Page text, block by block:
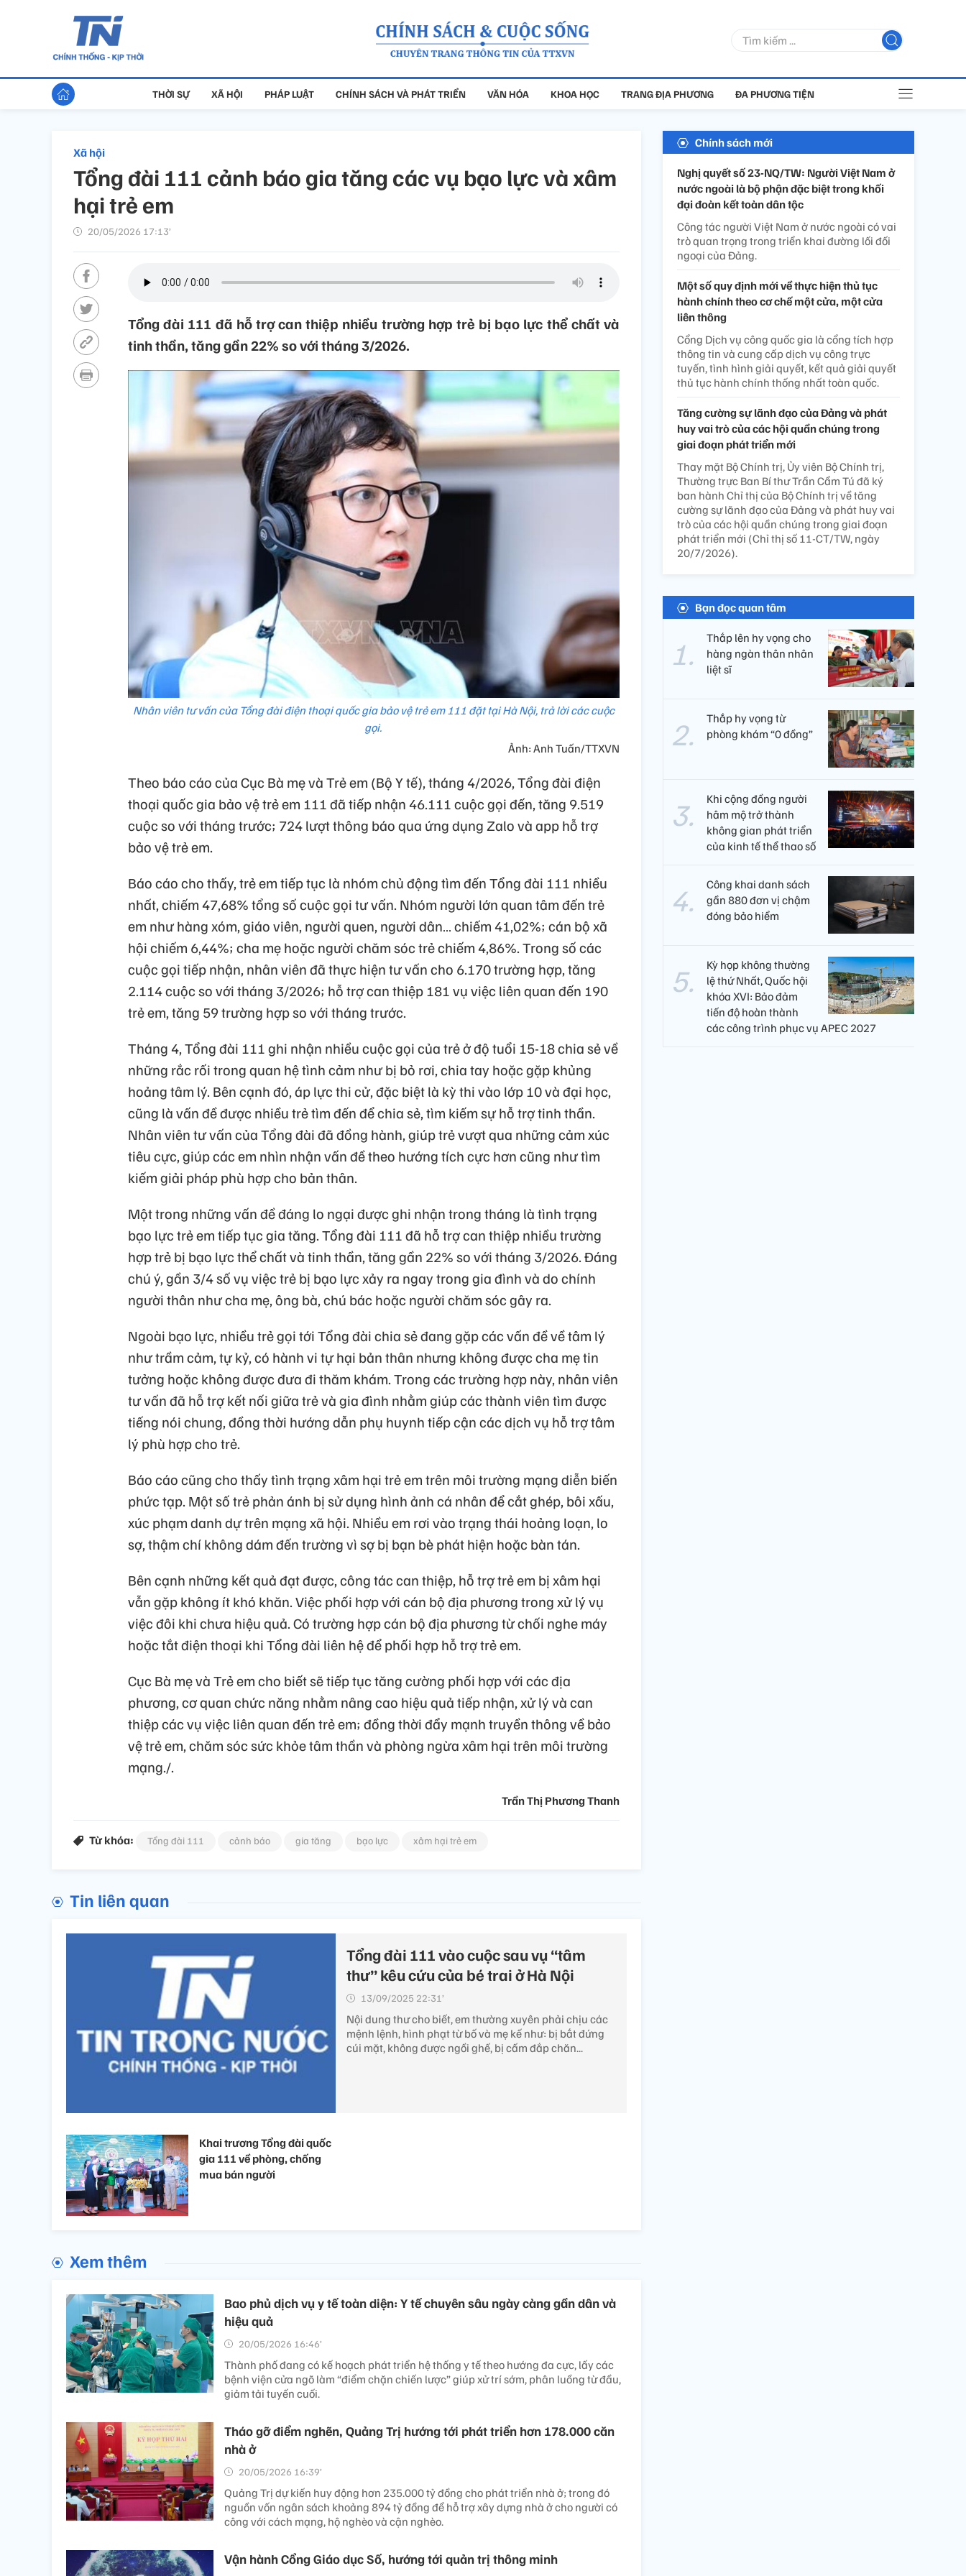
THỜI SỰ XÃ HỘI PHÁP LUẬT CHÍNH SÁCH VÀ PHÁT TRIỂN VĂN HÓA KHOA HỌC TRANG ĐỊA PHƯƠNG ĐA PHƯƠNG TIỆN
Xã hội
Tổng đài 111 cảnh báo gia tăng các vụ bạo lực và xâm
hại trẻ em
20/05/2026 17:13’
Tổng đài 111 đã hỗ trợ can thiệp nhiều trường hợp trẻ bị bạo lực thể chất và
tinh thần, tăng gần 22% so với tháng 3/2026.
Nhân viên tư vấn của Tổng đài điện thoại quốc gia bảo vệ trẻ em 111 đặt tại Hà Nội, trả lời các cuộc
gọi.
Ảnh: Anh Tuấn/TTXVN
Theo báo cáo của Cục Bà mẹ và Trẻ em (Bộ Y tế), tháng 4/2026, Tổng đài điện
thoại quốc gia bảo vệ trẻ em 111 đã tiếp nhận 46.111 cuộc gọi đến, tăng 9.519
cuộc so với tháng trước; 724 lượt thông báo qua ứng dụng Zalo và app hỗ trợ
bảo vệ trẻ em.
Báo cáo cho thấy, trẻ em tiếp tục là nhóm chủ động tìm đến Tổng đài 111 nhiều
nhất, chiếm 47,68% tổng số cuộc gọi tư vấn. Nhóm người lớn quan tâm đến trẻ
em như hàng xóm, giáo viên, người quen, người dân… chiếm 41,02%; cán bộ xã
hội chiếm 6,44%; cha mẹ hoặc người chăm sóc trẻ chiếm 4,86%. Trong số các
cuộc gọi tiếp nhận, nhân viên đã thực hiện tư vấn cho 6.170 trường hợp, tăng
2.114 cuộc so với tháng 3/2026; hỗ trợ can thiệp 181 vụ việc liên quan đến 190
trẻ em, tăng 59 trường hợp so với tháng trước.
Tháng 4, Tổng đài 111 ghi nhận nhiều cuộc gọi của trẻ ở độ tuổi 15-18 chia sẻ về
những rắc rối trong quan hệ tình cảm như bị bỏ rơi, chia tay hoặc gặp khủng
hoảng tâm lý. Bên cạnh đó, áp lực thi cử, đặc biệt là kỳ thi vào lớp 10 và đại học,
cũng là vấn đề được nhiều trẻ tìm đến để chia sẻ, tìm kiếm sự hỗ trợ tinh thần.
Nhân viên tư vấn của Tổng đài đã đồng hành, giúp trẻ vượt qua những cảm xúc
tiêu cực, giúp các em nhìn nhận vấn đề theo hướng tích cực hơn cũng như tìm
kiếm giải pháp phù hợp cho bản thân.
Một trong những vấn đề đáng lo ngại được ghi nhận trong tháng là tình trạng
bạo lực trẻ em tiếp tục gia tăng. Tổng đài 111 đã hỗ trợ can thiệp nhiều trường
hợp trẻ bị bạo lực thể chất và tinh thần, tăng gần 22% so với tháng 3/2026. Đáng
chú ý, gần 3/4 số vụ việc trẻ bị bạo lực xảy ra ngay trong gia đình và do chính
người thân như cha mẹ, ông bà, chú bác hoặc người chăm sóc gây ra.
Ngoài bạo lực, nhiều trẻ gọi tới Tổng đài chia sẻ đang gặp các vấn đề về tâm lý
như trầm cảm, tự kỷ, có hành vi tự hại bản thân nhưng không được cha mẹ tin
tưởng hoặc không được đưa đi thăm khám. Trong các trường hợp này, nhân viên
tư vấn đã hỗ trợ kết nối giữa trẻ và gia đình nhằm giúp các thành viên tìm được
tiếng nói chung, đồng thời hướng dẫn phụ huynh tiếp cận các dịch vụ hỗ trợ tâm
lý phù hợp cho trẻ.
Báo cáo cũng cho thấy tình trạng xâm hại trẻ em trên môi trường mạng diễn biến
phức tạp. Một số trẻ phản ánh bị sử dụng hình ảnh cá nhân để cắt ghép, bôi xấu,
xúc phạm danh dự trên mạng xã hội. Nhiều em rơi vào trạng thái hoảng loạn, lo
sợ, thậm chí không dám đến trường vì sợ bị bạn bè phát hiện hoặc bàn tán.
Bên cạnh những kết quả đạt được, công tác can thiệp, hỗ trợ trẻ em bị xâm hại
vẫn gặp không ít khó khăn. Việc phối hợp với cán bộ địa phương trong xử lý vụ
việc đôi khi chưa hiệu quả. Có trường hợp cán bộ địa phương từ chối nghe máy
hoặc tắt điện thoại khi Tổng đài liên hệ để phối hợp hỗ trợ trẻ em.
Cục Bà mẹ và Trẻ em cho biết sẽ tiếp tục tăng cường phối hợp với các địa
phương, cơ quan chức năng nhằm nâng cao hiệu quả tiếp nhận, xử lý và can
thiệp các vụ việc liên quan đến trẻ em; đồng thời đẩy mạnh truyền thông về bảo
vệ trẻ em, chăm sóc sức khỏe tâm thần và phòng ngừa xâm hại trên môi trường
mạng./.
Trần Thị Phương Thanh
Từ khóa: Tổng đài 111 cảnh báo gia tăng bạo lực xâm hại trẻ em
Tin liên quan
Tổng đài 111 vào cuộc sau vụ “tâm
thư” kêu cứu của bé trai ở Hà Nội
13/09/2025 22:31’
Nội dung thư cho biết, em thường xuyên phải chịu các
mệnh lệnh, hình phạt từ bố và mẹ kế như: bị bắt đứng
cúi mặt, không được ngồi ghế, bị cấm đắp chăn...
Khai trương Tổng đài quốc
gia 111 về phòng, chống
mua bán người
Xem thêm
Bao phủ dịch vụ y tế toàn diện: Y tế chuyên sâu ngày càng gần dân và
hiệu quả
20/05/2026 16:46’
Thành phố đang có kế hoạch phát triển hệ thống y tế theo hướng đa cực, lấy các
bệnh viện cửa ngõ làm “điểm chặn chiến lược” giúp xử trí sớm, phân luồng từ đầu,
giảm tải tuyến cuối.
Tháo gỡ điểm nghẽn, Quảng Trị hướng tới phát triển hơn 178.000 căn
nhà ở
20/05/2026 16:39’
Quảng Trị dự kiến huy động hơn 235.000 tỷ đồng cho phát triển nhà ở; trong đó
nguồn vốn ngân sách khoảng 894 tỷ đồng để hỗ trợ xây dựng nhà ở cho người có
công với cách mạng, hộ nghèo và cận nghèo.
Vận hành Cổng Giáo dục Số, hướng tới quản trị thông minh
Chính sách mới
Nghị quyết số 23-NQ/TW: Người Việt Nam ở
nước ngoài là bộ phận đặc biệt trong khối
đại đoàn kết toàn dân tộc
Công tác người Việt Nam ở nước ngoài có vai
trò quan trọng trong triển khai đường lối đối
ngoại của Đảng.
Một số quy định mới về thực hiện thủ tục
hành chính theo cơ chế một cửa, một cửa
liên thông
Cổng Dịch vụ công quốc gia là cổng tích hợp
thông tin và cung cấp dịch vụ công trực
tuyến, tình hình giải quyết, kết quả giải quyết
thủ tục hành chính thống nhất toàn quốc.
Tăng cường sự lãnh đạo của Đảng và phát
huy vai trò của các hội quần chúng trong
giai đoạn phát triển mới
Thay mặt Bộ Chính trị, Ủy viên Bộ Chính trị,
Thường trực Ban Bí thư Trần Cẩm Tú đã ký
ban hành Chỉ thị của Bộ Chính trị về tăng
cường sự lãnh đạo của Đảng và phát huy vai
trò của các hội quần chúng trong giai đoạn
phát triển mới (Chỉ thị số 11-CT/TW, ngày
20/7/2026).
Bạn đọc quan tâm
Thắp lên hy vọng cho
hàng ngàn thân nhân
liệt sĩ
Thắp hy vọng từ
phòng khám “0 đồng”
Khi cộng đồng người
hâm mộ trở thành
không gian phát triển
của kinh tế thể thao số
Công khai danh sách
gần 880 đơn vị chậm
đóng bảo hiểm
Kỳ họp không thường
lệ thứ Nhất, Quốc hội
khóa XVI: Bảo đảm
tiến độ hoàn thành
các công trình phục vụ APEC 2027